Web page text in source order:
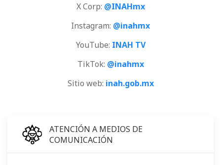
X Corp: @INAHmx
Instagram: @inahmx
YouTube: INAH TV
TikTok: @inahmx
Sitio web: inah.gob.mx
ATENCIÓN A MEDIOS DE
COMUNICACIÓN